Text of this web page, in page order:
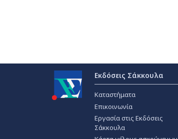
Εκδόσεις Σάκκουλα
Καταστήματα
Επικοινωνία
Εργασία στις Εκδόσεις
Σάκκουλα